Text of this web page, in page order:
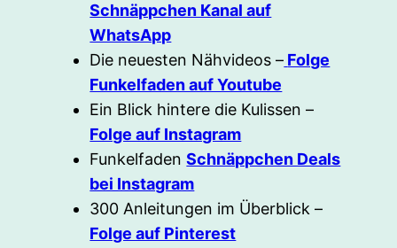
Schnäppchen Kanal auf
WhatsApp
Die neuesten Nähvideos – Folge
Funkelfaden auf Youtube
Ein Blick hintere die Kulissen –
Folge auf Instagram
FunkelfadenSchnäppchen Deals
bei Instagram
300 Anleitungen im Überblick –
Folge auf Pinterest